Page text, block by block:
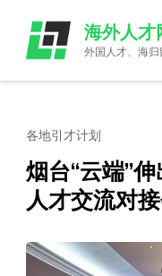
content
(Press
海外人才
外国人才、海
各地引才计划
烟台“云端”
人才交流对